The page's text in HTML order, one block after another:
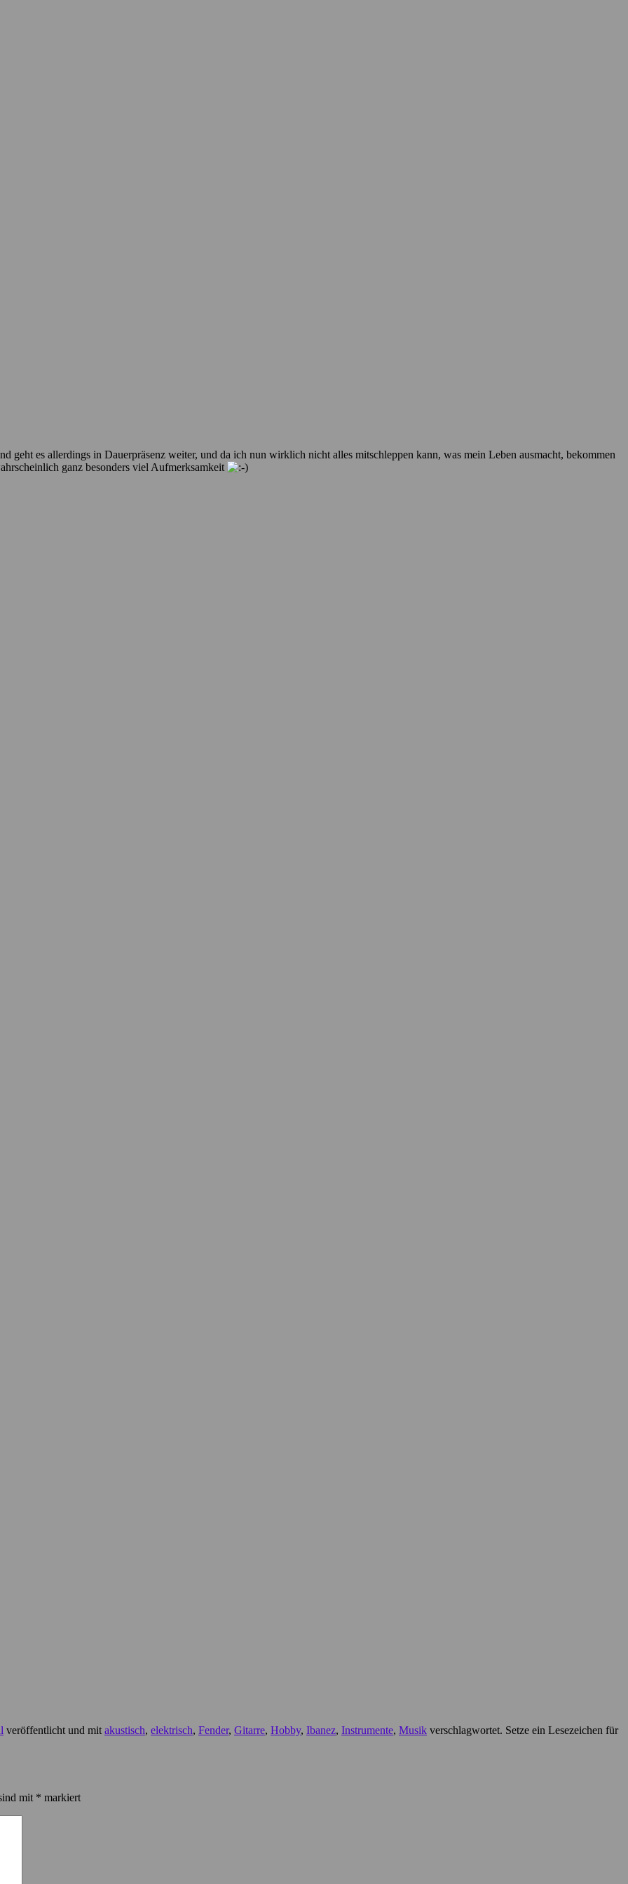
geht es allerdings in Dauerpräsenz weiter, und da ich nun wirklich nicht alles mitschleppen kann, was mein Leben ausmacht, bekommen
ganz besonders viel Aufmerksamkeit
veröffentlicht und mit akustisch, elektrisch, Fender, Gitarre, Hobby, Ibanez, Instrumente, Musik verschlagwortet. Setze ein Lesezeichen für
mit * markiert